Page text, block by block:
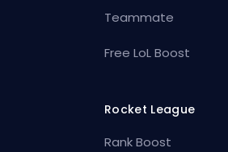
Teammate
Free LoL Boost
Rocket League
Rank Boost